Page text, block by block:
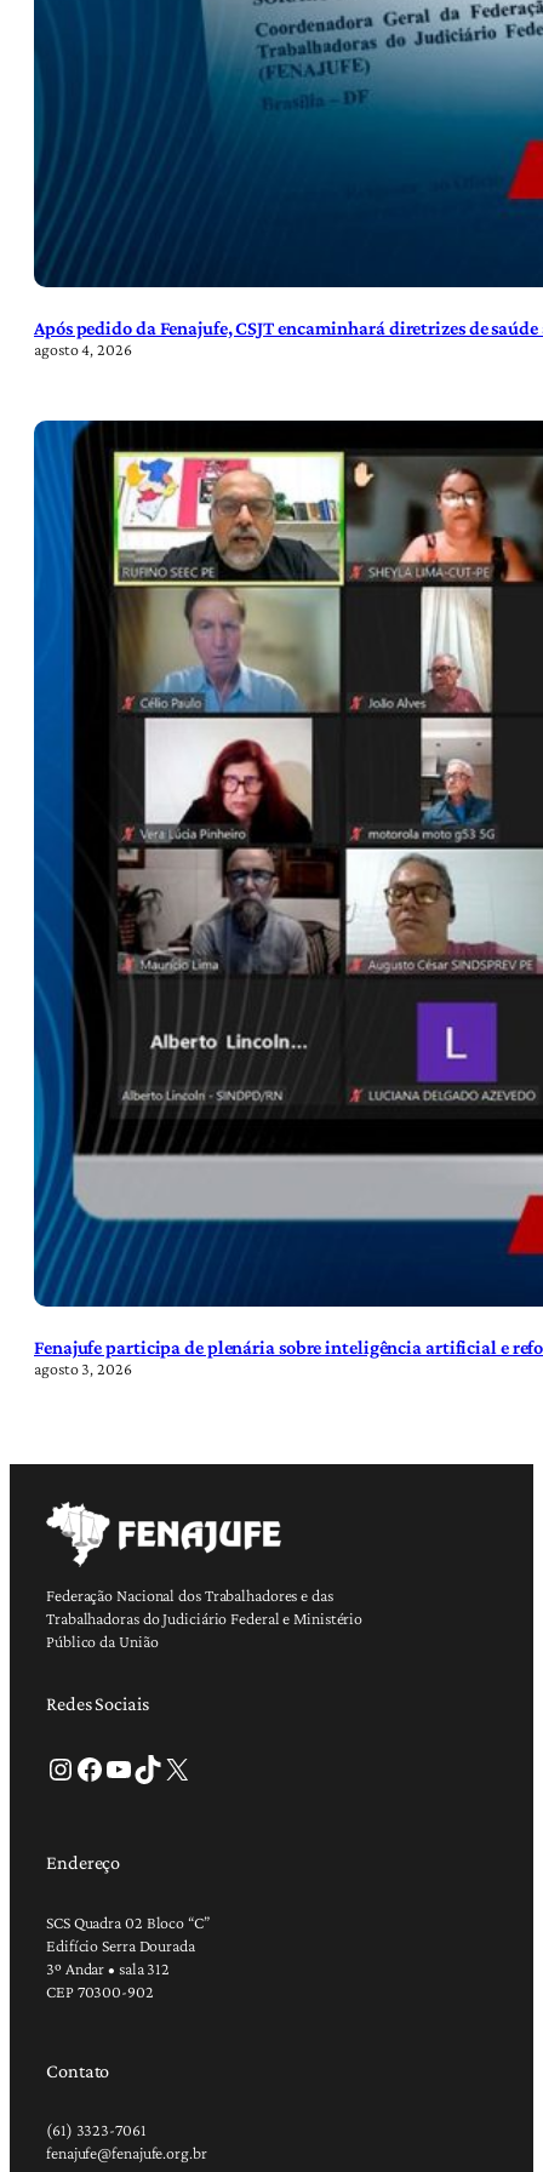
Após pedido da Fenajufe, CSJT encaminhará diretrizes de
agosto 4, 2026
Fenajufe participa de plenária sobre inteligência artificial e
agosto 3, 2026
Federação Nacional dos Trabalhadores e das
Trabalhadoras do Judiciário Federal e Ministério
Público da União
Redes Sociais
Instagram Facebook Youtube TikTok X
Endereço
SCS Quadra 02 Bloco “C”
Edifício Serra Dourada
3º Andar • sala 312
CEP 70300-902
Contato
(61) 3323-7061
fenajufe@fenajufe.org.br